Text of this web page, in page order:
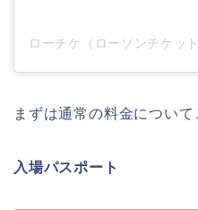
まずは通常の料金について
入場パスポート